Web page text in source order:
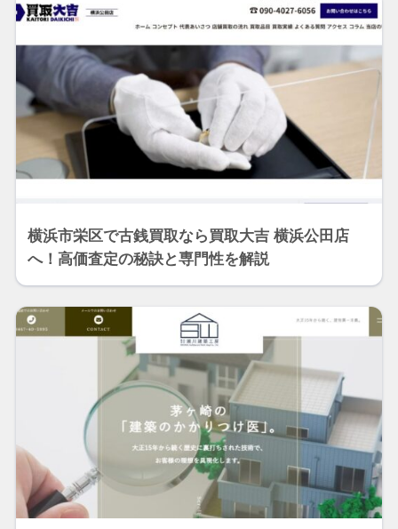
横浜市栄区で古銭買取なら買取大吉 横浜公田店
へ！高価査定の秘訣と専門性を解説